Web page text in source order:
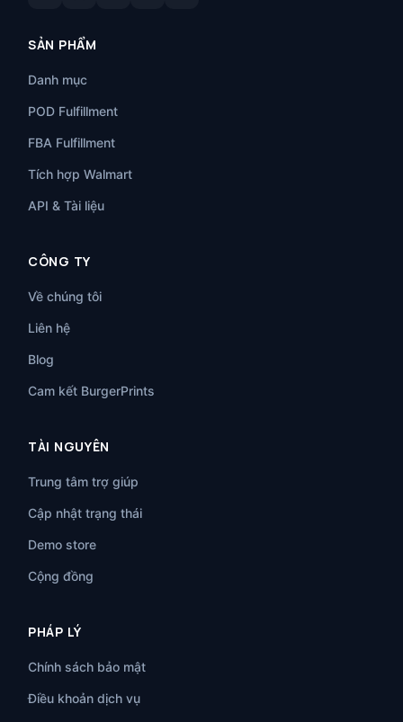
SẢN PHẨM
Danh mục
POD Fulfillment
FBA Fulfillment
Tích hợp Walmart
API & Tài liệu
CÔNG TY
Về chúng tôi
Liên hệ
Blog
Cam kết BurgerPrints
TÀI NGUYÊN
Trung tâm trợ giúp
Cập nhật trạng thái
Demo store
Cộng đồng
PHÁP LÝ
Chính sách bảo mật
Điều khoản dịch vụ